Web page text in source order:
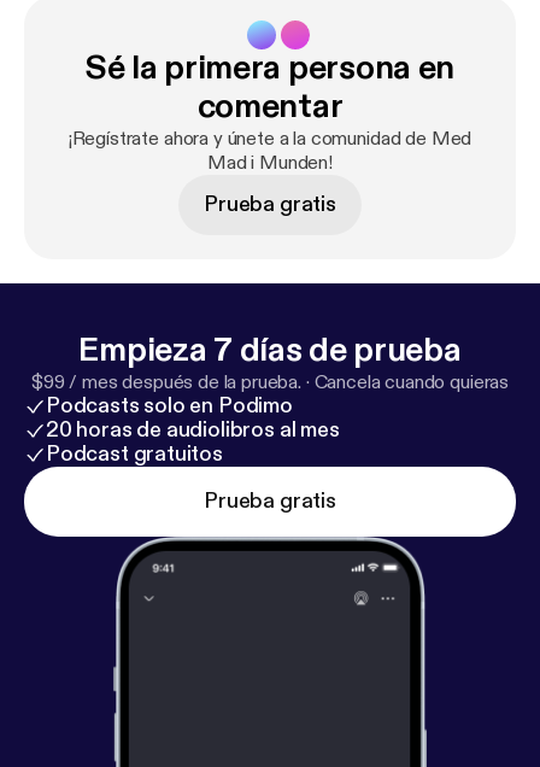
repræsentere Danmark til Bocuse d'Or i Budapest.
Hør hvordan Brian Mark Hansen ser på mad som en
elitesport – og få et indblik i, hvad det kræver og
hvordan forberedelserne er, når man er deltager i
verdens vigtigste kokkekonkurrence.
Sé la primera persona en
comentar
¡Regístrate ahora y únete a la comunidad de Med
Mad i Munden!
Prueba gratis
Empieza 7 días de prueba
$99 / mes después de la prueba. · Cancela cuando quieras
Podcasts solo en Podimo
20 horas de audiolibros al mes
Podcast gratuitos
Prueba gratis